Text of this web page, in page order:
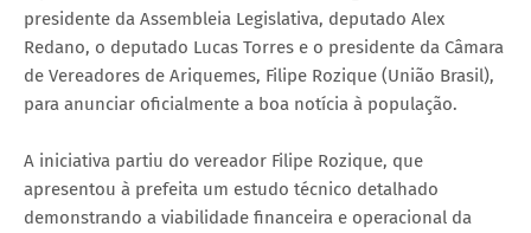
presidente da Assembleia Legislativa, deputado Alex
Redano, o deputado Lucas Torres e o presidente da Câmara
de Vereadores de Ariquemes, Filipe Rozique (União Brasil),
para anunciar oficialmente a boa notícia à população.
A iniciativa partiu do vereador Filipe Rozique, que
apresentou à prefeita um estudo técnico detalhado
demonstrando a viabilidade financeira e operacional da